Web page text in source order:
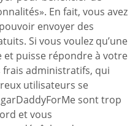
En fait, vous avez
envoyer des
Si vous voulez qu’une
et puisse répondre à votre
frais administratifs, qui
utilisateurs se
sont trop
et vous